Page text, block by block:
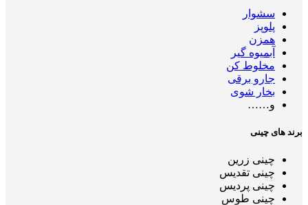
سشوار
پلوپز
همزن
آبمیوه گیر
مخلوط کن
جارو برقی
بخار شوی
و……
برند های چینی
چینی زرین
چینی تقدیس
چینی پردیس
چینی طوس